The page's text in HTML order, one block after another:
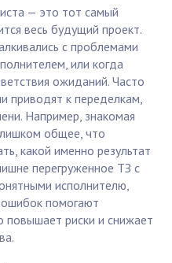
— это тот самый
весь будущий проект.
с проблемами
или когда
ожиданий. Часто
приводят к переделкам,
Например, знакомая
общее, что
какой именно результат
перегруженное ТЗ с
исполнителю,
помогают
повышает риски и снижает